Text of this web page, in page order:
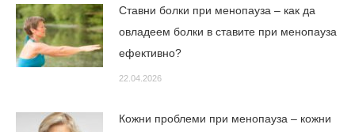
Ставни болки при менопауза – как да
овладеем болки в ставите при менопауза
ефективно?
22.04.2026
Кожни проблеми при менопауза – кожни